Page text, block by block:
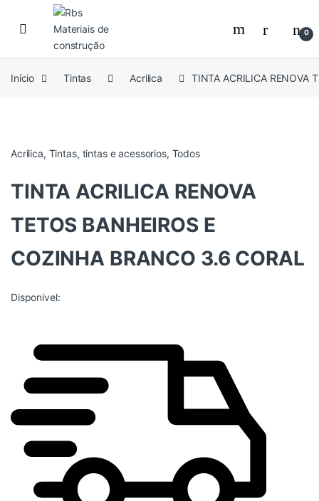
Skip to navigation
Skip to content
0
Início Tintas Acrilica TINTA ACRILICA RENOVA
Acrilica, Tintas, tintas e acessorios, Todos
TINTA ACRILICA RENOVA
TETOS BANHEIROS E
COZINHA BRANCO 3.6 CORAL
Disponivel: